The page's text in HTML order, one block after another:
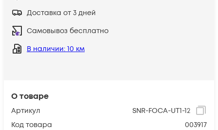
О товаре
Артикул
SNR-FOCA-UT1-12
Код товара
003917
Доставка от 3 дней
Самовывоз бесплатно
В наличии: 10 км